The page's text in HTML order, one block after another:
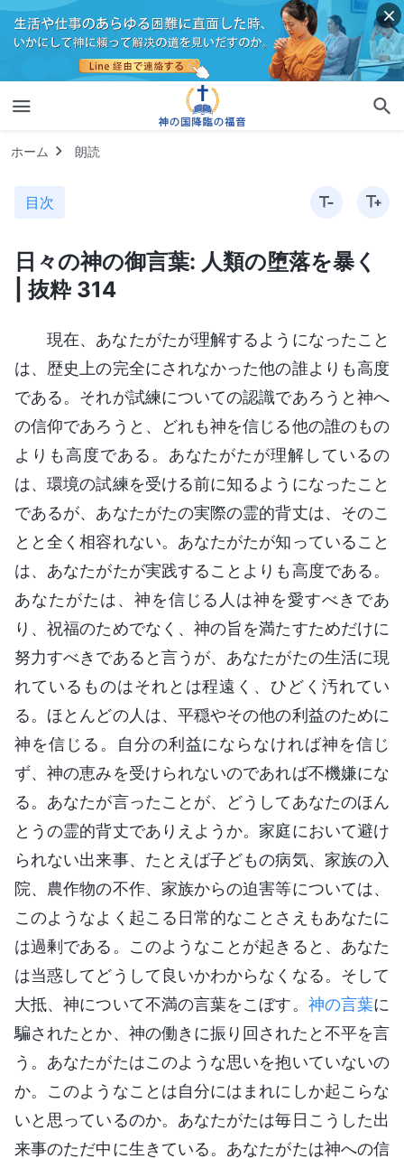
ホーム 朗読
目次
日々の神の御言葉: 人類の堕落を暴く
| 抜粋 314
現在、あなたがたが理解するようになったこと
は、歴史上の完全にされなかった他の誰よりも高度
である。それが試練についての認識であろうと神へ
の信仰であろうと、どれも神を信じる他の誰のもの
よりも高度である。あなたがたが理解しているの
は、環境の試練を受ける前に知るようになったこと
であるが、あなたがたの実際の霊的背丈は、そのこ
とと全く相容れない。あなたがたが知っていること
は、あなたがたが実践することよりも高度である。
あなたがたは、神を信じる人は神を愛すべきであ
り、祝福のためでなく、神の旨を満たすためだけに
努力すべきであると言うが、あなたがたの生活に現
れているものはそれとは程遠く、ひどく汚れてい
る。ほとんどの人は、平穏やその他の利益のために
神を信じる。自分の利益にならなければ神を信じ
ず、神の恵みを受けられないのであれば不機嫌にな
る。あなたが言ったことが、どうしてあなたのほん
とうの霊的背丈でありえようか。家庭において避け
られない出来事、たとえば子どもの病気、家族の入
院、農作物の不作、家族からの迫害等については、
このようなよく起こる日常的なことさえもあなたに
は過剰である。このようなことが起きると、あなた
は当惑してどうして良いかわからなくなる。そして
大抵、神について不満の言葉をこぼす。 神の言葉に
騙されたとか、神の働きに振り回されたと不平を言
う。あなたがたはこのような思いを抱いていないの
か。このようなことは自分にはまれにしか起こらな
いと思っているのか。あなたがたは毎日こうした出
来事のただ中に生きている。あなたがたは神への信